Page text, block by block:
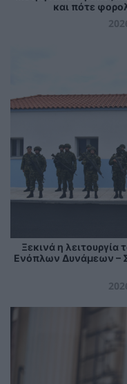
και πότε
Ξεκινά η
Ενόπλων Δυνάμεων –